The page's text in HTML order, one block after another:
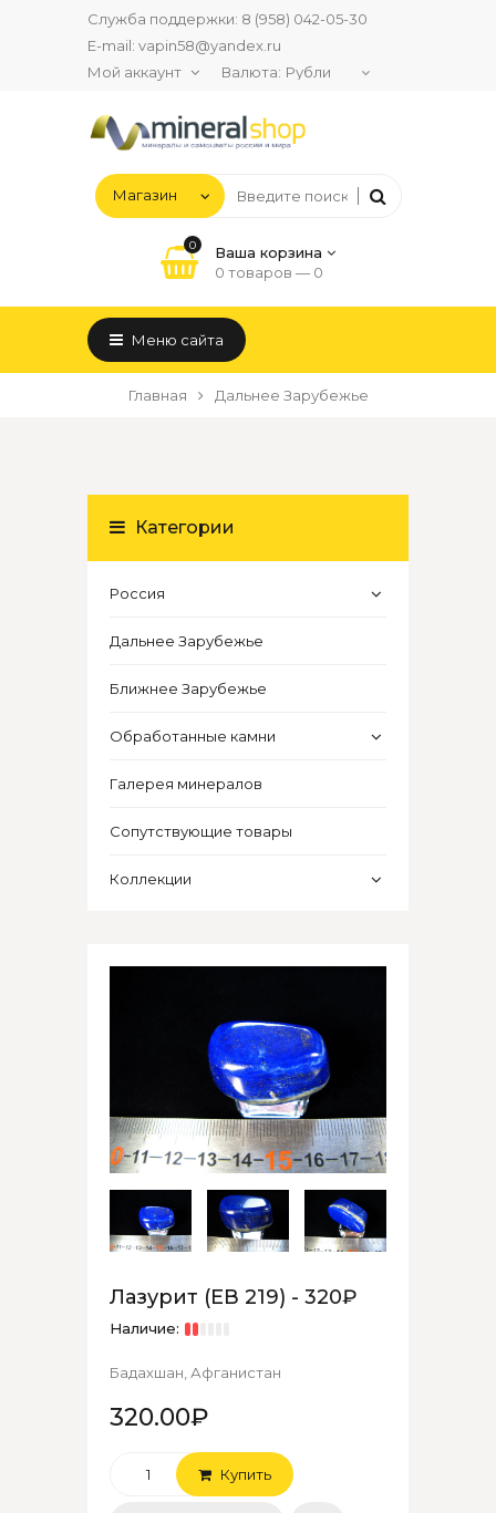
Служба поддержки: 8 (958) 042-05-30
E-mail: vapin58@yandex.ru
Мой аккаунт
Валюта:
0
Ваша корзина
0 товаров — 0
Меню сайта
Главная Дальнее Зарубежье
Категории
Россия
Дальнее Зарубежье
Ближнее Зарубежье
Обработанные камни
Галерея минералов
Сопутствующие товары
Коллекции
Лазурит (ЕВ 219) - 320₽
Наличие:
Бадахшан, Афганистан
320.00₽
Купить